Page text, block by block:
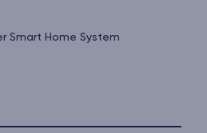
Smart Home System